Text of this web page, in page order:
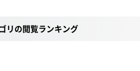
リの閲覧ランキング